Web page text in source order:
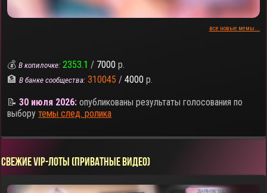
все новые мемы...
💰В копилочке: 2353.1 / 7000 р.
🏦В банке сообщества: 310045 / 4000 р.
📝30 июля 2026: опубликованы результаты голосования по
выборутемы след. ролика
СВЕЖИЕ VIP-ЛОТЫ (ПРИВАТНЫЕ ВИДЕО)